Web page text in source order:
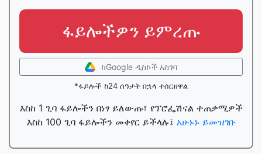
ፋይሎችዎን ይምረጡ
ከGoogle ዲስኮች አስገባ
*ፋይሎች ከ24 ሰዓታት በኋላ ተሰርዘዋል
እስከ 1 ጊባ ፋይሎችን በነፃ ይለውጡ፣ የፕሮፌሽናል ተጠቃሚዎች
እስከ 100 ጊባ ፋይሎችን መቀየር ይችላሉ፤ አሁኑኑ ይመዝገቡ